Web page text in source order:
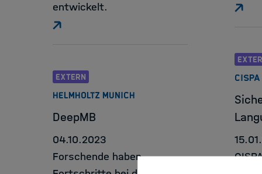
entwickelt.
CISPA
EXTERN
HELMHOLTZ MUNICH
DeepMB
04.10.2023
Forschende haben